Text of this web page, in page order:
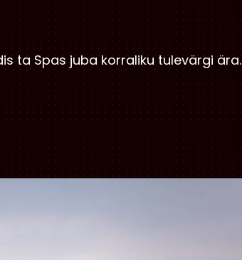
ta Spas juba korraliku tulevärgi ära.